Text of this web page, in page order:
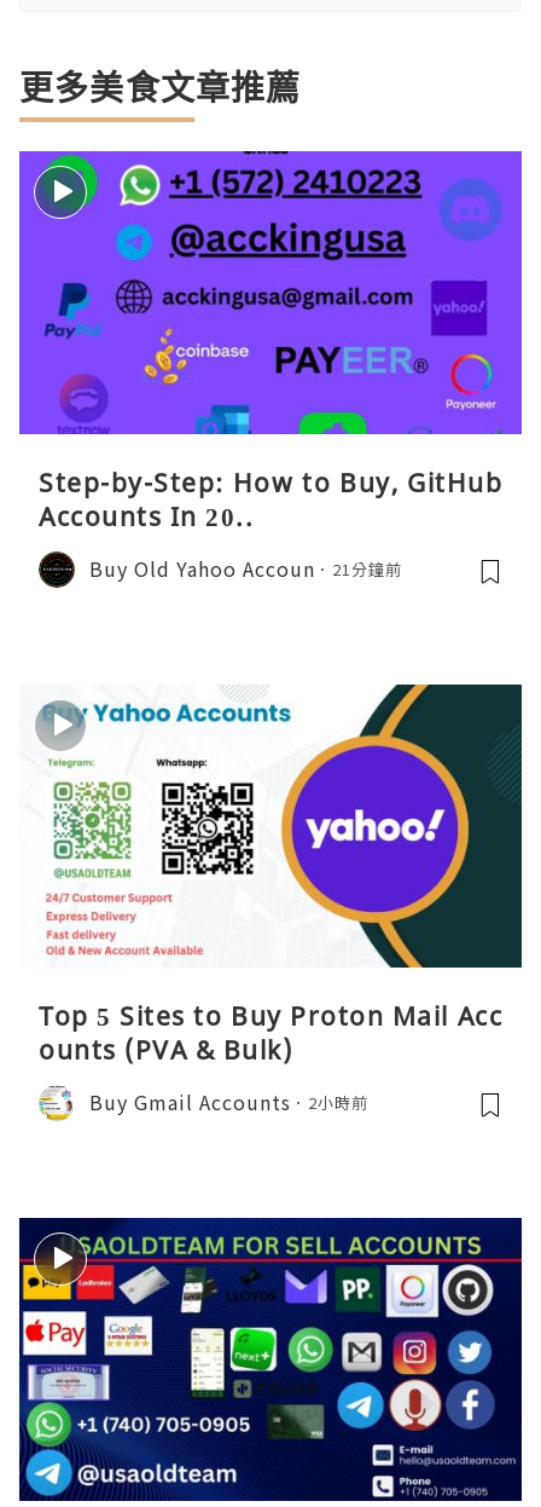
更多美食文章推薦
Step-by-Step: How to Buy, GitHub
Accounts In 20..
Buy Old Yahoo Accoun 21分鐘前
Top 5 Sites to Buy Proton Mail Acc
ounts (PVA & Bulk)
Buy Gmail Accounts 2小時前